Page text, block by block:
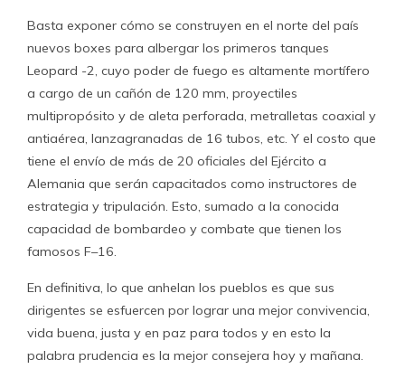
Basta exponer cómo se construyen en el norte del país
nuevos boxes para albergar los primeros tanques
Leopard -2, cuyo poder de fuego es altamente mortífero
a cargo de un cañón de 120 mm, proyectiles
multipropósito y de aleta perforada, metralletas coaxial y
antiaérea, lanzagranadas de 16 tubos, etc. Y el costo que
tiene el envío de más de 20 oficiales del Ejército a
Alemania que serán capacitados como instructores de
estrategia y tripulación. Esto, sumado a la conocida
capacidad de bombardeo y combate que tienen los
famosos F–16.
En definitiva, lo que anhelan los pueblos es que sus
dirigentes se esfuercen por lograr una mejor convivencia,
vida buena, justa y en paz para todos y en esto la
palabra prudencia es la mejor consejera hoy y mañana.